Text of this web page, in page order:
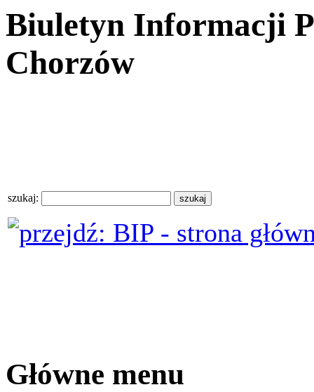
Biuletyn Informacji
Chorzów
szukaj:
Główne menu